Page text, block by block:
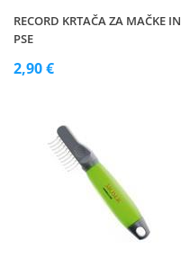
RECORD KRTAČA ZA MAČKE IN
PSE
2,90 €